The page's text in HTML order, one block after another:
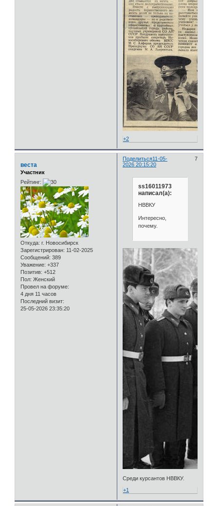
+2
Поделиться 7
11-05-
2026 20:15:20
веста
Участник
Рейтинг:
Откуда: г. Новосибирск
Зарегистрирован: 11-02-2025
Сообщений: 389
Уважение: +337
Позитив: +512
Пол: Женский
Провел на форуме:
4 дня 11 часов
Последний визит:
25-05-2026 23:35:20
ss16011973
написал(а):
НВВКУ
Интересно,
почему.
Среди курсантов НВВКУ.
+1